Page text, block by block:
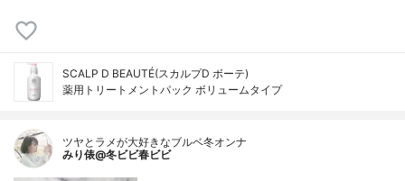
SCALP D BEAUTÉ(スカルプD ボーテ)
薬用トリートメントパック ボリュームタイプ
ツヤとラメが大好きなブルベ冬オンナ
みり俵@冬ビビ春ビビ